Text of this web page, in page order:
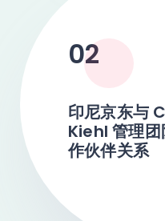
02
印尼京东与
Kiehl 管理团
作伙伴关系